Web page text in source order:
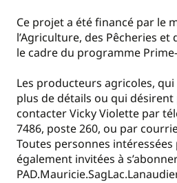
Ce projet a été financé par le
l’Agriculture, des Pêcheries et
le cadre du programme
Les producteurs agricoles,
plus de détails ou qui
contacter Vicky Violette par
7486, poste 260, ou par
Toutes personnes
également invitées à